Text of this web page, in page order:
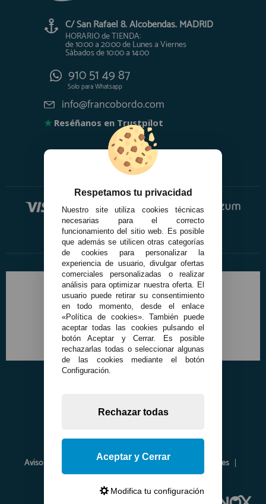
C/ San Rafael 8. Alcobendas. MADRID
HORARIO de TIENDA:
de 10:00 a 20:00 de Lunes a Viernes
Sábados de 10:00 a 14:00
910 51 49 87
Solo paraWhatsapp
info@francobordo.com
★ Reséñanos en Trustpilot
Aviso Legal Política de Privacidad
Política de Cookies
Envíos y Devoluciones
Opiniones
Respetamos tu privacidad
Nuestro site utiliza cookies técnicas
necesarias para el correcto
funcionamiento del sitio web. Es posible
que además se utilicen otras categorías
de cookies para personalizar la
experiencia de usuario, divulgar ofertas
comerciales personalizadas o realizar
análisis para optimizar nuestra oferta. El
usuario puede retirar su consentimiento
en todo momento, desde el enlace
«Política de cookies». También puede
aceptar todas las cookies pulsando el
botón Aceptar y Cerrar. Es posible
rechazarlas todas o seleccionar algunas
de las cookies mediante el botón
Configuración.
Rechazar todas
Aceptar y Cerrar
Modifica tu configuración